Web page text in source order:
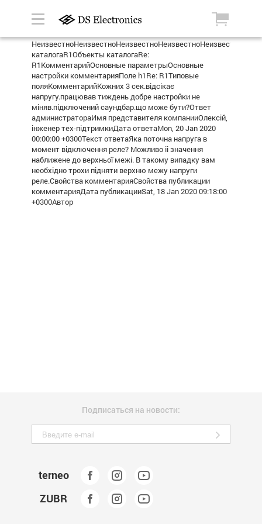
каталогаR1Объекты каталогаRe:
R1КомментарийОсновные параметрыОсновные
настройки комментарияПоле h1Re: R1Типовые
поляКомментарийКожних 3 сек.відсікає
напругу.працював тиждень добре настройки не
міняв.підключений саундбар.що може бути?Ответ
администратораИмя представителя компанииОлексій,
інженер тех-підтримкиДата ответаMon, 20 Jan 2020
00:00:00 +0300Текст ответаЯка поточна напруга в
момент відключення реле? Можливо іі значення
наближене до верхньої межі. В такому випадку вам
необхідно трохи підняти верхню межу напруги
реле.Свойства комментарияСвойства публикации
комментарияДата публикацииSat, 18 Jan 2020 09:18:00
+0300Автор
Подписаться на новости:
terneo
ZUBR